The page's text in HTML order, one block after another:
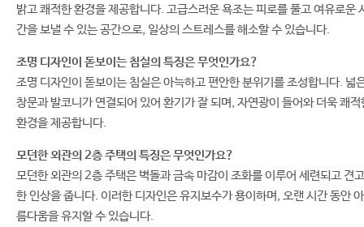
밝고 쾌적한 환경을 제공합니다. 고급스러운 욕조는 피로를 풀고 여유로운
간을 보낼 수 있는 공간으로, 일상의 스트레스를 해소할 수 있습니다.
조명 디자인이 돋보이는 침실의 특징은 무엇인가요?
조명 디자인이 돋보이는 침실은 아늑하고 편안한 분위기를 조성합니다. 넓
창문과 발코니가 연결되어 있어 환기가 잘 되며, 자연광이 들어와 더욱 쾌적
환경을 제공합니다.
모던한 외관의 2층 주택의 특징은 무엇인가요?
모던한 외관의 2층 주택은 벽돌과 금속 마감이 조화를 이루어 세련되고 견고
한 인상을 줍니다. 이러한 디자인은 유지보수가 용이하며, 오랜 시간 동안 아
름다움을 유지할 수 있습니다.